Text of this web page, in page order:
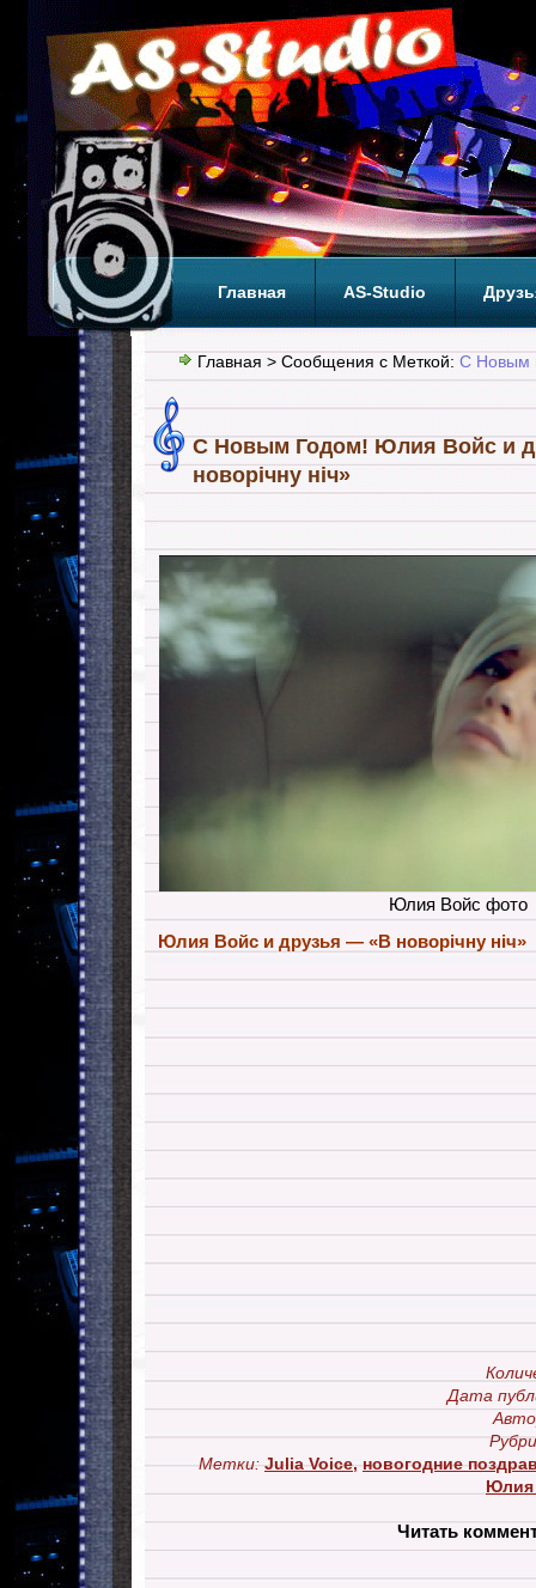
Главная AS-Studio
Теги ТОП
Главная > Сообщения с Меткой: С Новым
С Новым Годом! Юлия Войс и
новорічну ніч»
Юлия Войс фото
Юлия Войс и друзья — «В новорічну ніч»
Дата
Метки: Julia Voice,новогодние
Юлия
Читать